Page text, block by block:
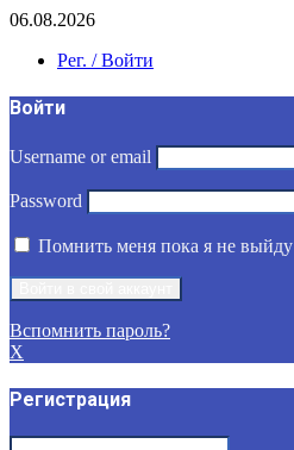
06.08.2026
Рег. / Войти
Войти
Username or email
Password
Помнить меня пока я не выйду
Вспомнить пароль?
X
Регистрация